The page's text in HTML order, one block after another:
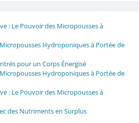
: Le Pouvoir des Micropousses à
Micropousses Hydroponiques à Portée de
pour un Corps Énergisé
Micropousses Hydroponiques à Portée de
: Le Pouvoir des Micropousses à
des Nutriments en Surplus